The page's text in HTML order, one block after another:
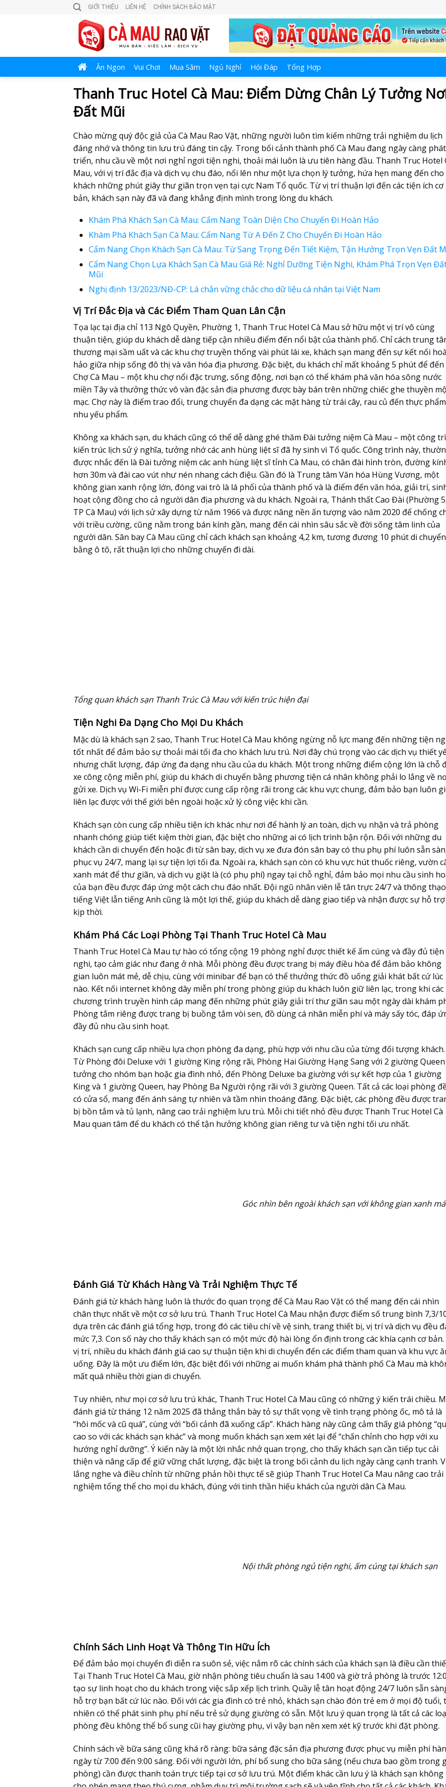
GIỚI THIỆU LIÊN HỆ CHÍNH SÁCH BẢO MẬT
Ăn Ngon Vui Chơi Mua Sắm Ngủ Nghỉ Hỏi Đáp Tổng Hợp
Thanh Truc Hotel Cà Mau: Điểm Dừng Chân Lý Tưởng
Đất Mũi
Chào mừng quý độc giả của Cà Mau Rao Vặt, những người luôn tìm kiếm những trải nghiệm du lịch
đáng nhớ và thông tin lưu trú đáng tin cậy. Trong bối cảnh thành phố Cà Mau đang ngày càng phát
triển, nhu cầu về một nơi nghỉ ngơi tiện nghi, thoải mái luôn là ưu tiên hàng đầu. Thanh Truc Hotel
Mau, với vị trí đắc địa và dịch vụ chu đáo, nổi lên như một lựa chọn lý tưởng, hứa hẹn mang đến cho
khách những phút giây thư giãn trọn vẹn tại cực Nam Tổ quốc. Từ vị trí thuận lợi đến các tiện ích cơ
bản, khách sạn này đã và đang khẳng định mình trong lòng du khách.
Khám Phá Khách Sạn Cà Mau: Cẩm Nang Toàn Diện Cho Chuyến Đi Hoàn Hảo
Khám Phá Khách Sạn Cà Mau: Cẩm Nang Từ A Đến Z Cho Chuyến Đi Hoàn Hảo
Cẩm Nang Chọn Khách Sạn Cà Mau: Từ Sang Trọng Đến Tiết Kiệm, Tận Hưởng Trọn Vẹn Đất
Cẩm Nang Chọn Lựa Khách Sạn Cà Mau Giá Rẻ: Nghỉ Dưỡng Tiện Nghi, Khám Phá Trọn Vẹn
Mũi
Nghị định 13/2023/NĐ-CP: Lá chắn vững chắc cho dữ liệu cá nhân tại Việt Nam
Vị Trí Đắc Địa và Các Điểm Tham Quan Lân Cận
Tọa lạc tại địa chỉ 113 Ngô Quyền, Phường 1, Thanh Truc Hotel Cà Mau sở hữu một vị trí vô cùng
thuận tiện, giúp du khách dễ dàng tiếp cận nhiều điểm đến nổi bật của thành phố. Chỉ cách trung
thương mại sầm uất và các khu chợ truyền thống vài phút lái xe, khách sạn mang đến sự kết nối
hảo giữa nhịp sống đô thị và văn hóa địa phương. Đặc biệt, du khách chỉ mất khoảng 5 phút để đến
Chợ Cà Mau – một khu chợ nổi đặc trưng, sống động, nơi bạn có thể khám phá văn hóa sông nước
miền Tây và thưởng thức vô vàn đặc sản địa phương được bày bán trên những chiếc ghe thuyền
mạc. Chợ này là điểm trao đổi, trung chuyển đa dạng các mặt hàng từ trái cây, rau củ đến thực
nhu yếu phẩm.
Không xa khách sạn, du khách cũng có thể dễ dàng ghé thăm Đài tưởng niệm Cà Mau – một công
kiến trúc lịch sử ý nghĩa, tưởng nhớ các anh hùng liệt sĩ đã hy sinh vì Tổ quốc. Công trình này,
được nhắc đến là Đài tưởng niệm các anh hùng liệt sĩ tỉnh Cà Mau, có chân đài hình tròn, đường
hơn 30m và đài cao vút như nén nhang cách điệu. Gần đó là Trung tâm Văn hóa Hùng Vương, một
không gian xanh rộng lớn, đóng vai trò là lá phổi của thành phố và là điểm đến văn hóa, giải trí,
hoạt cộng đồng cho cả người dân địa phương và du khách. Ngoài ra, Thánh thất Cao Đài (Phường
TP Cà Mau) với lịch sử xây dựng từ năm 1966 và được nâng nền ấn tượng vào năm 2020 để chống
với triều cường, cũng nằm trong bán kính gần, mang đến cái nhìn sâu sắc về đời sống tâm linh của
người dân. Sân bay Cà Mau cũng chỉ cách khách sạn khoảng 4,2 km, tương đương 10 phút di chuyển
bằng ô tô, rất thuận lợi cho những chuyến đi dài.
Tổng quan khách sạn Thanh Trúc Cà Mau với kiến trúc hiện đại
Tiện Nghi Đa Dạng Cho Mọi Du Khách
Mặc dù là khách sạn 2 sao, Thanh Truc Hotel Cà Mau không ngừng nỗ lực mang đến những tiện
tốt nhất để đảm bảo sự thoải mái tối đa cho khách lưu trú. Nơi đây chú trọng vào các dịch vụ thiết
nhưng chất lượng, đáp ứng đa dạng nhu cầu của du khách. Một trong những điểm cộng lớn là chỗ
xe công cộng miễn phí, giúp du khách di chuyển bằng phương tiện cá nhân không phải lo lắng về
gửi xe. Dịch vụ Wi-Fi miễn phí được cung cấp rộng rãi trong các khu vực chung, đảm bảo bạn luôn
liên lạc được với thế giới bên ngoài hoặc xử lý công việc khi cần.
Khách sạn còn cung cấp nhiều tiện ích khác như nơi để hành lý an toàn, dịch vụ nhận và trả phòng
nhanh chóng giúp tiết kiệm thời gian, đặc biệt cho những ai có lịch trình bận rộn. Đối với những du
khách cần di chuyển đến hoặc đi từ sân bay, dịch vụ xe đưa đón sân bay có thu phụ phí luôn sẵn
phục vụ 24/7, mang lại sự tiện lợi tối đa. Ngoài ra, khách sạn còn có khu vực hút thuốc riêng, vườn
xanh mát để thư giãn, và dịch vụ giặt là (có phụ phí) ngay tại chỗ nghỉ, đảm bảo mọi nhu cầu sinh
của bạn đều được đáp ứng một cách chu đáo nhất. Đội ngũ nhân viên lễ tân trực 24/7 và thông
tiếng Việt lẫn tiếng Anh cũng là một lợi thế, giúp du khách dễ dàng giao tiếp và nhận được sự hỗ trợ
kịp thời.
Khám Phá Các Loại Phòng Tại Thanh Truc Hotel Cà Mau
Thanh Truc Hotel Cà Mau tự hào có tổng cộng 19 phòng nghỉ được thiết kế ấm cúng và đầy đủ tiện
nghi, tạo cảm giác như đang ở nhà. Mỗi phòng đều được trang bị máy điều hòa để đảm bảo không
gian luôn mát mẻ, dễ chịu, cùng với minibar để bạn có thể thưởng thức đồ uống giải khát bất cứ lúc
nào. Kết nối internet không dây miễn phí trong phòng giúp du khách luôn giữ liên lạc, trong khi các
chương trình truyền hình cáp mang đến những phút giây giải trí thư giãn sau một ngày dài khám
Phòng tắm riêng được trang bị buồng tắm vòi sen, đồ dùng cá nhân miễn phí và máy sấy tóc, đáp
đầy đủ nhu cầu sinh hoạt.
Khách sạn cung cấp nhiều lựa chọn phòng đa dạng, phù hợp với nhu cầu của từng đối tượng khách.
Từ Phòng đôi Deluxe với 1 giường King rộng rãi, Phòng Hai Giường Hạng Sang với 2 giường
tưởng cho nhóm bạn hoặc gia đình nhỏ, đến Phòng Deluxe ba giường với sự kết hợp của 1 giường
King và 1 giường Queen, hay Phòng Ba Người rộng rãi với 3 giường Queen. Tất cả các loại phòng
có cửa sổ, mang đến ánh sáng tự nhiên và tầm nhìn thoáng đãng. Đặc biệt, các phòng đều được
bị bồn tắm và tủ lạnh, nâng cao trải nghiệm lưu trú. Mỗi chi tiết nhỏ đều được Thanh Truc Hotel Cà
Mau quan tâm để du khách có thể tận hưởng không gian riêng tư và tiện nghi tối ưu nhất.
Góc nhìn bên ngoài khách sạn với không gian xanh
Đánh Giá Từ Khách Hàng Và Trải Nghiệm Thực Tế
Đánh giá từ khách hàng luôn là thước đo quan trọng để Cà Mau Rao Vặt có thể mang đến cái nhìn
chân thực nhất về một cơ sở lưu trú. Thanh Truc Hotel Cà Mau nhận được điểm số trung bình 7,3/
dựa trên các đánh giá tổng hợp, trong đó các tiêu chí về vệ sinh, trang thiết bị, vị trí và dịch vụ đều
mức 7,3. Con số này cho thấy khách sạn có một mức độ hài lòng ổn định trong các khía cạnh cơ bản.
vị trí, nhiều du khách đánh giá cao sự thuận tiện khi di chuyển đến các điểm tham quan và khu vực
uống. Đây là một ưu điểm lớn, đặc biệt đối với những ai muốn khám phá thành phố Cà Mau mà
mất quá nhiều thời gian di chuyển.
Tuy nhiên, như mọi cơ sở lưu trú khác, Thanh Truc Hotel Cà Mau cũng có những ý kiến trái chiều.
đánh giá từ tháng 12 năm 2025 đã thẳng thắn bày tỏ sự thất vọng về tình trạng phòng ốc, mô tả là
“hôi mốc và cũ quá”, cùng với “bối cảnh đã xuống cấp”. Khách hàng này cũng cảm thấy giá phòng
cao so với các khách sạn khác” và mong muốn khách sạn xem xét lại để “chấn chỉnh cho hợp với xu
hướng nghỉ dưỡng”. Ý kiến này là một lời nhắc nhở quan trọng, cho thấy khách sạn cần tiếp tục cải
thiện và nâng cấp để giữ vững chất lượng, đặc biệt là trong bối cảnh du lịch ngày càng cạnh tranh.
lắng nghe và điều chỉnh từ những phản hồi thực tế sẽ giúp Thanh Truc Hotel Ca Mau nâng cao trải
nghiệm tổng thể cho mọi du khách, đúng với tinh thần hiếu khách của người dân Cà Mau.
Nội thất phòng ngủ tiện nghi, ấm cúng tại khách sạn
Chính Sách Linh Hoạt Và Thông Tin Hữu Ích
Để đảm bảo mọi chuyến đi diễn ra suôn sẻ, việc nắm rõ các chính sách của khách sạn là điều cần
Tại Thanh Truc Hotel Cà Mau, giờ nhận phòng tiêu chuẩn là sau 14:00 và giờ trả phòng là trước
tạo sự linh hoạt cho du khách trong việc sắp xếp lịch trình. Quầy lễ tân hoạt động 24/7 luôn sẵn
hỗ trợ bạn bất cứ lúc nào. Đối với các gia đình có trẻ nhỏ, khách sạn chào đón trẻ em ở mọi độ tuổi,
nhiên có thể phát sinh phụ phí nếu trẻ sử dụng giường có sẵn. Một lưu ý quan trọng là tất cả các
phòng đều không thể bổ sung cũi hay giường phụ, vì vậy bạn nên xem xét kỹ trước khi đặt phòng.
Chính sách về bữa sáng cũng khá rõ ràng: bữa sáng đặc sản địa phương được phục vụ miễn phí
ngày từ 7:00 đến 9:00 sáng. Đối với người lớn, phí bổ sung cho bữa sáng (nếu chưa bao gồm trong
phòng) cần được thanh toán trực tiếp tại cơ sở lưu trú. Một điểm khác cần lưu ý là khách sạn không